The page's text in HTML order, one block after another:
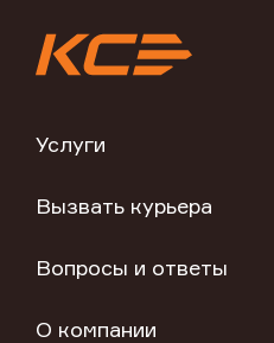
Услуги
Вызвать курьера
Вопросы и ответы
О компании